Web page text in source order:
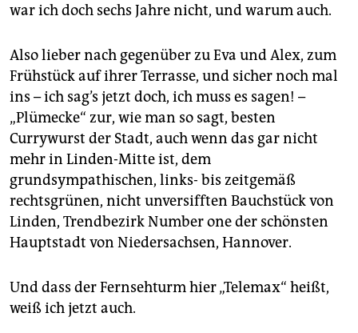
war ich doch sechs Jahre nicht, und warum auch.
Also lieber nach gegenüber zu Eva und Alex, zum
Frühstück auf ihrer Terrasse, und sicher noch mal
ins – ich sag’s jetzt doch, ich muss es sagen! –
„Plümecke“ zur, wie man so sagt, besten
Currywurst der Stadt, auch wenn das gar nicht
mehr in Linden-Mitte ist, dem
grundsympathischen, links- bis zeitgemäß
rechtsgrünen, nicht unversifften Bauchstück von
Linden, Trendbezirk Number one der schönsten
Hauptstadt von Niedersachsen, Hannover.
Und dass der Fernsehturm hier „Telemax“ heißt,
weiß ich jetzt auch.